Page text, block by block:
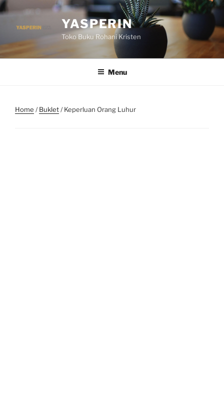
Skip
to
content
YASPERIN
Toko Buku Rohani Kristen
Menu
Home /Buklet/ Keperluan Orang Luhur